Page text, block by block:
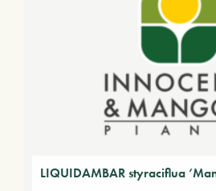
LIQUIDAMBAR styraciflua